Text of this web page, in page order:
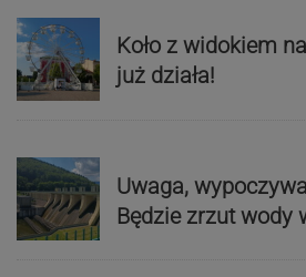
Koło z widokiem
już działa!
Uwaga,
Będzie zrzut wody